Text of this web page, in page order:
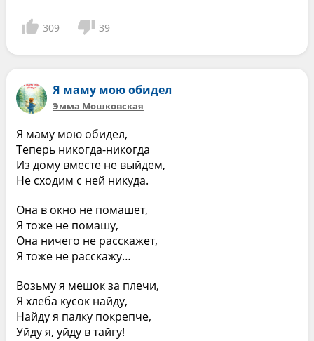
309 39
Я маму мою обидел
Эмма Мошковская
Я маму мою обидел,
Теперь никогда-никогда
Из дому вместе не выйдем,
Не сходим с ней никуда.
Она в окно не помашет,
Я тоже не помашу,
Она ничего не расскажет,
Я тоже не расскажу…
Возьму я мешок за плечи,
Я хлеба кусок найду,
Найду я палку покрепче,
Уйду я, уйду в тайгу!